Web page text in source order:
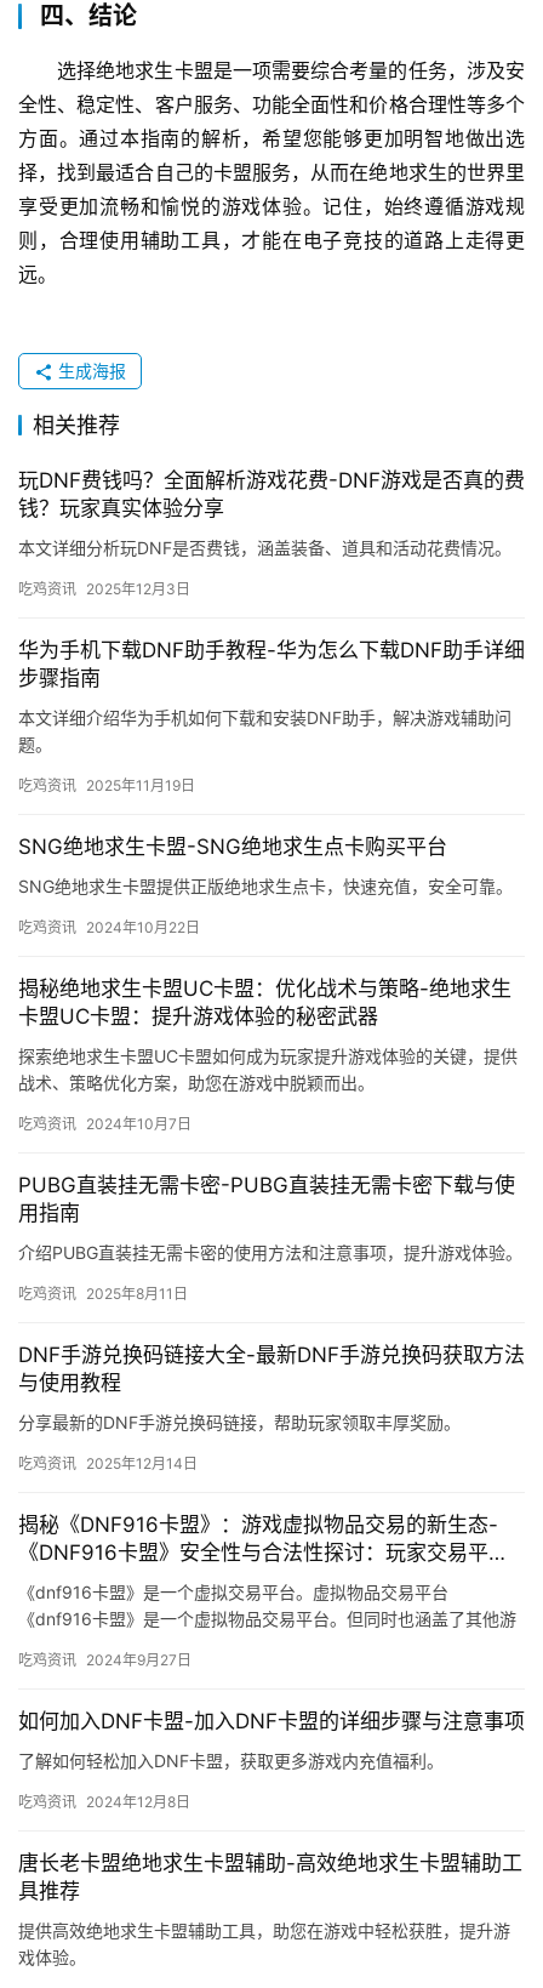
四、结论
选择绝地求生卡盟是一项需要综合考量的任务，涉及安
全性、稳定性、客户服务、功能全面性和价格合理性等多个
方面。通过本指南的解析，希望您能够更加明智地做出选
择，找到最适合自己的卡盟服务，从而在绝地求生的世界里
享受更加流畅和愉悦的游戏体验。记住，始终遵循游戏规
则，合理使用辅助工具，才能在电子竞技的道路上走得更
远。
生成海报
相关推荐
玩DNF费钱吗？全面解析游戏花费-DNF游戏是否真的费
钱？玩家真实体验分享
本文详细分析玩DNF是否费钱，涵盖装备、道具和活动花费情况。
吃鸡资讯 2025年12月3日
华为手机下载DNF助手教程-华为怎么下载DNF助手详细
步骤指南
本文详细介绍华为手机如何下载和安装DNF助手，解决游戏辅助问
题。
吃鸡资讯 2025年11月19日
SNG绝地求生卡盟-SNG绝地求生点卡购买平台
SNG绝地求生卡盟提供正版绝地求生点卡，快速充值，安全可靠。
吃鸡资讯 2024年10月22日
揭秘绝地求生卡盟UC卡盟：优化战术与策略-绝地求生
卡盟UC卡盟：提升游戏体验的秘密武器
探索绝地求生卡盟UC卡盟如何成为玩家提升游戏体验的关键，提供
战术、策略优化方案，助您在游戏中脱颖而出。
吃鸡资讯 2024年10月7日
PUBG直装挂无需卡密-PUBG直装挂无需卡密下载与使
用指南
介绍PUBG直装挂无需卡密的使用方法和注意事项，提升游戏体验。
吃鸡资讯 2025年8月11日
DNF手游兑换码链接大全-最新DNF手游兑换码获取方法
与使用教程
分享最新的DNF手游兑换码链接，帮助玩家领取丰厚奖励。
吃鸡资讯 2025年12月14日
揭秘《DNF916卡盟》：游戏虚拟物品交易的新生态-
《DNF916卡盟》安全性与合法性探讨：玩家交易平台
的深度分析
《dnf916卡盟》是一个虚拟交易平台。虚拟物品交易平台
《dnf916卡盟》是一个虚拟物品交易平台。但同时也涵盖了其他游
吃鸡资讯 2024年9月27日
如何加入DNF卡盟-加入DNF卡盟的详细步骤与注意事项
了解如何轻松加入DNF卡盟，获取更多游戏内充值福利。
吃鸡资讯 2024年12月8日
唐长老卡盟绝地求生卡盟辅助-高效绝地求生卡盟辅助工
具推荐
提供高效绝地求生卡盟辅助工具，助您在游戏中轻松获胜，提升游
戏体验。